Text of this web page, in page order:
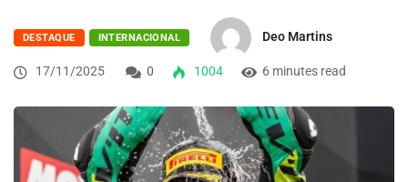
DESTAQUE INTERNACIONAL Deo Martins
17/11/2025 0 1004 6 minutes read